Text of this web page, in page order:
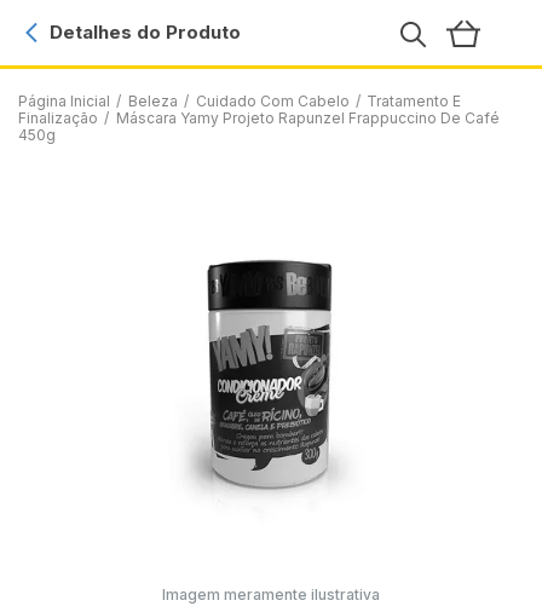
Página Inicial / Beleza / Cuidado Com Cabelo / Tratamento E
Finalização / Máscara Yamy Projeto Rapunzel Frappuccino De Café
450g
Detalhes do Produto
Imagem meramente ilustrativa